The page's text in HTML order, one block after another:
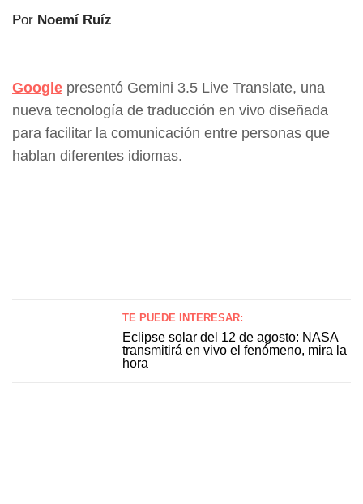
Por Noemí Ruíz
Google presentó Gemini 3.5 Live Translate, una
nueva tecnología de traducción en vivo diseñada
para facilitar la comunicación entre personas que
hablan diferentes idiomas.
TE PUEDE INTERESAR:
Eclipse solar del 12 de agosto: NASA
transmitirá en vivo el fenómeno, mira la
hora